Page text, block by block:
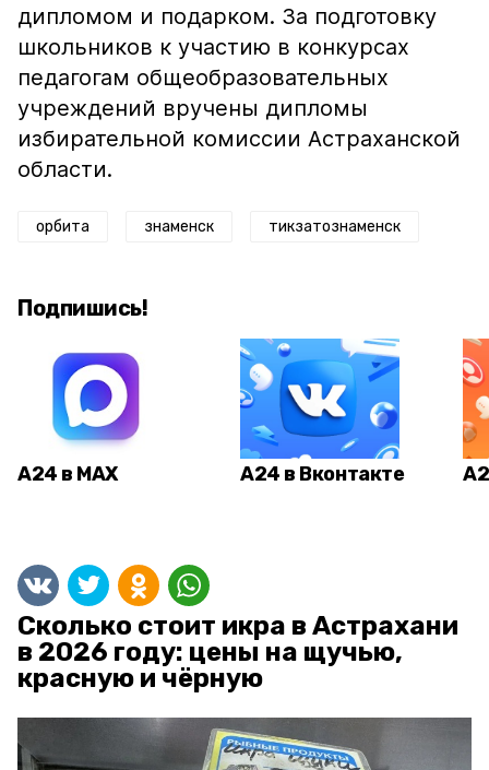
дипломом и подарком. За подготовку
школьников к участию в конкурсах
педагогам общеобразовательных
учреждений вручены дипломы
избирательной комиссии Астраханской
области.
орбита знаменск тикзатознаменск
Подпишись!
А24 в MAX А24 в Вконтакте
Сколько стоит икра в Астрахани
в 2026 году: цены на щучью,
красную и чёрную